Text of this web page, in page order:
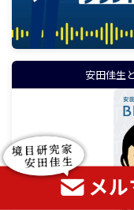
安田佳生